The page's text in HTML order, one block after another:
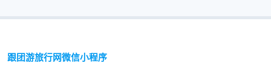
跟团游旅行网微信小程序